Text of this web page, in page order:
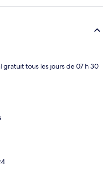
tous les jours de 07 h 30